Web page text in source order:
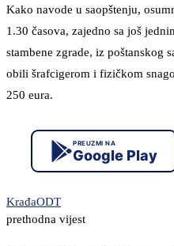
Kako navode u saopštenju,
1.30 časova, zajedno sa još
stambene zgrade, iz poštanskog
obili šrafcigerom i fizičkom
250 eura.
PREUZMI NA
Google Play
KrađaODT
prethodna vijest